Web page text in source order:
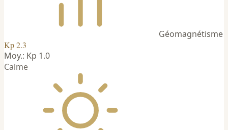
Géomagnétisme
Kp 2.3
Moy.: Kp 1.0
Calme